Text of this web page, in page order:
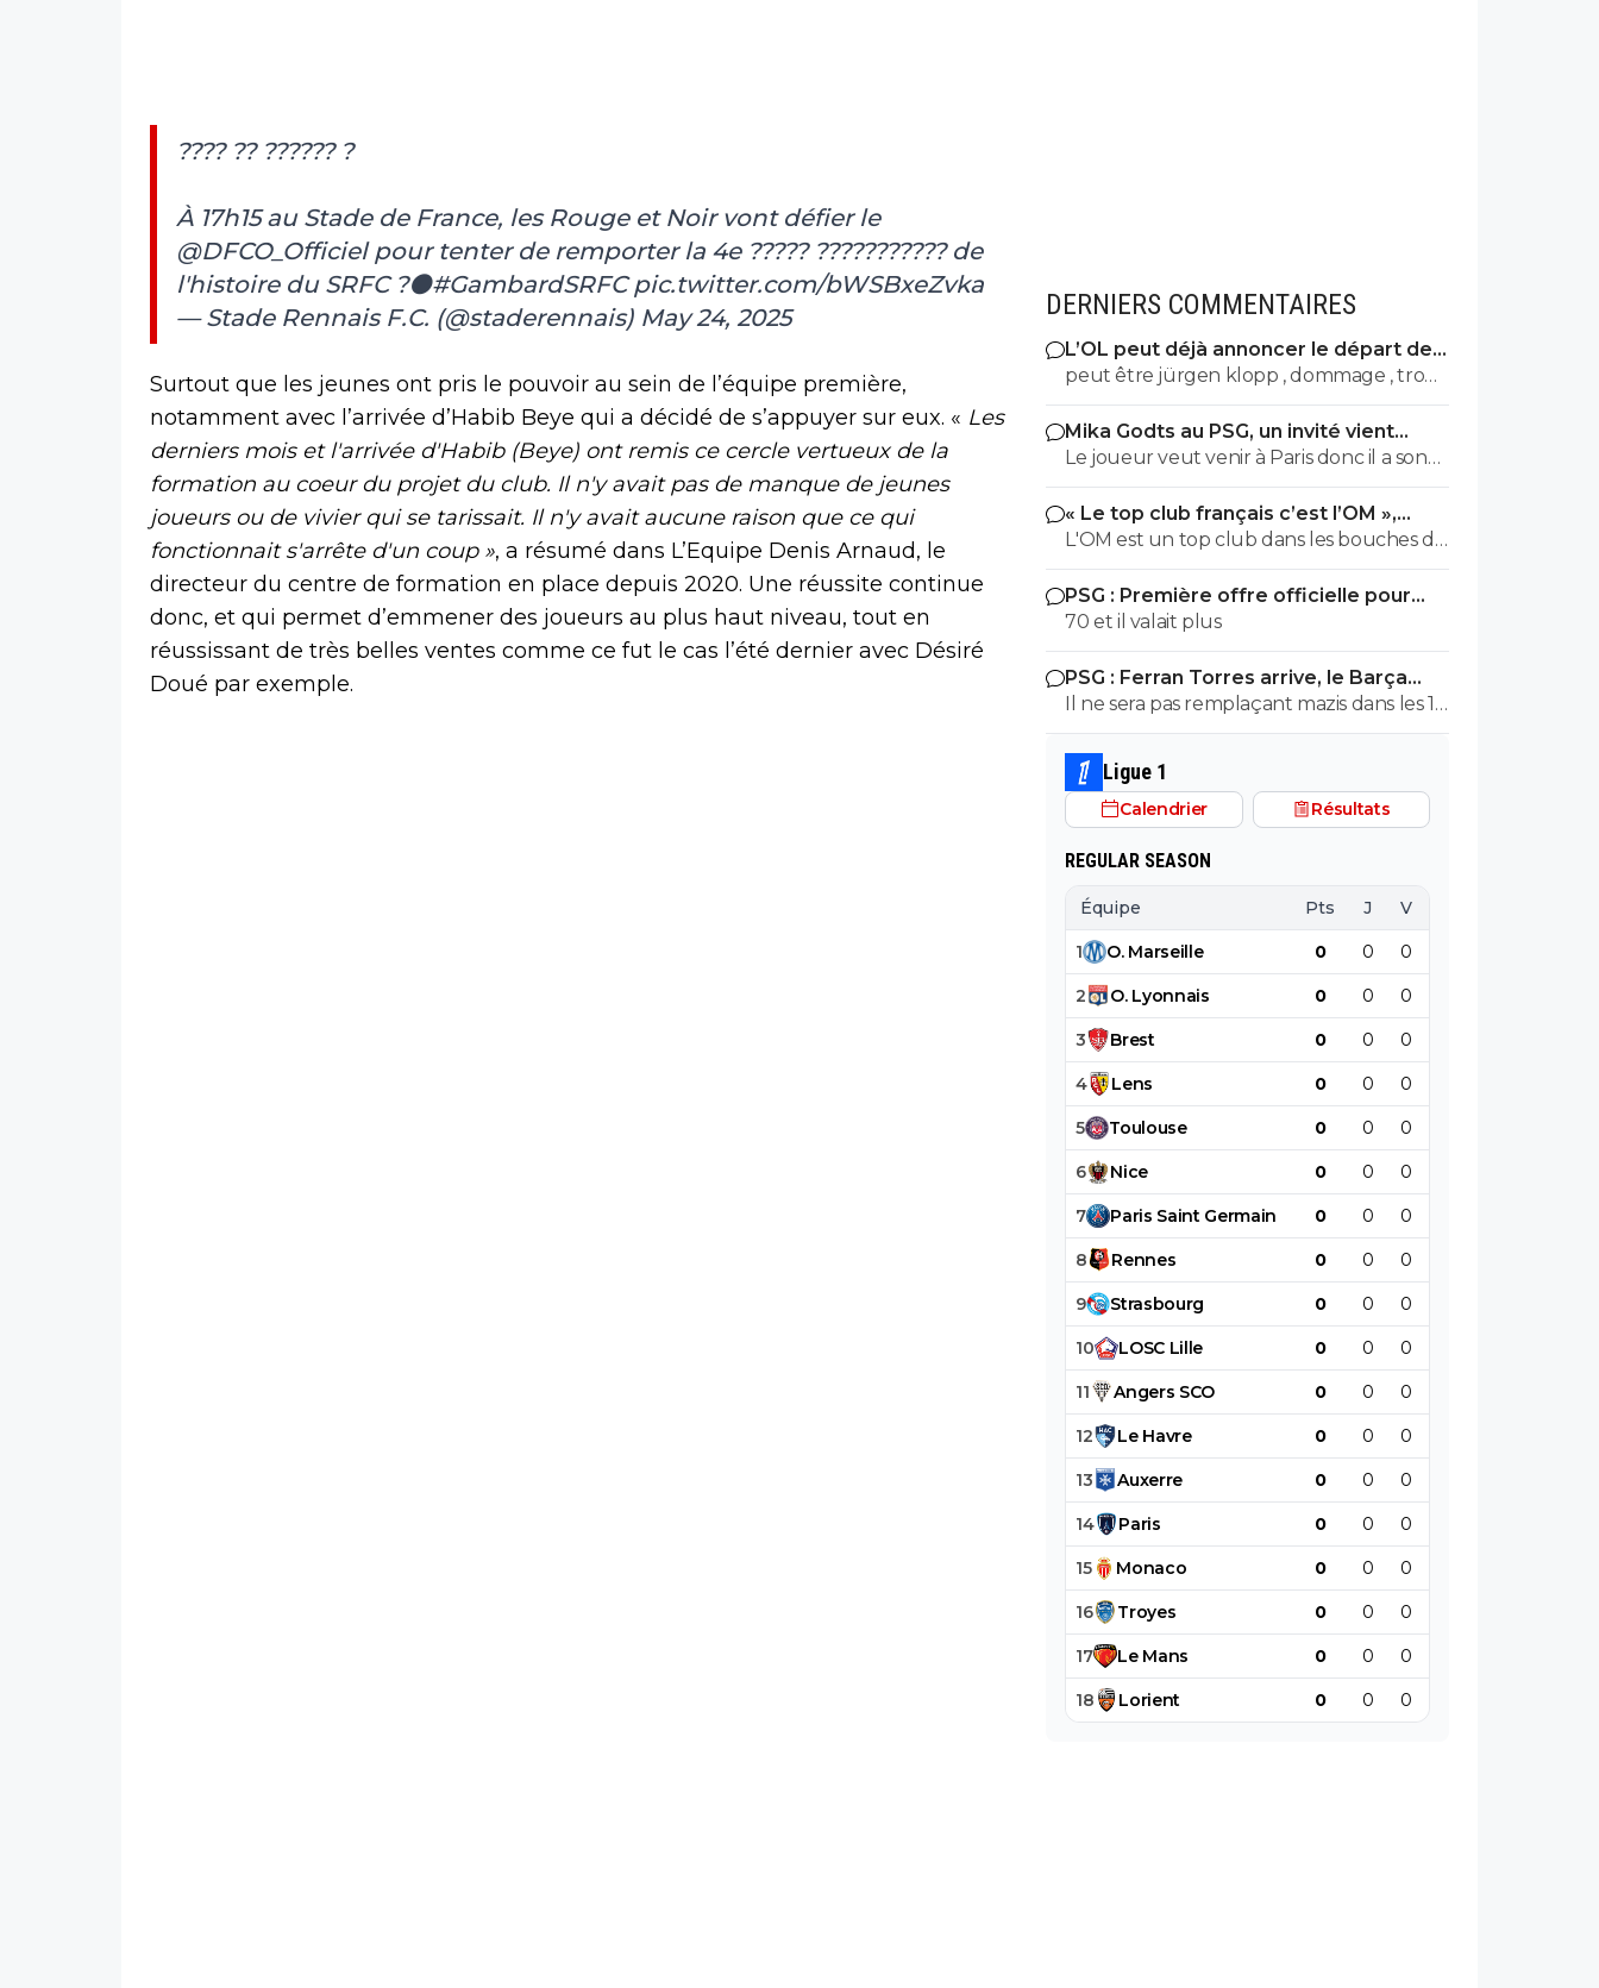
???? ?? ?????? ?
À 17h15 au Stade de France, les Rouge et Noir vont défier le
@DFCO_Officielpour tenter de remporter la 4e ????? ??????????? de
l'histoire du SRFC ?⚫️#GambardSRFC pic.twitter.com/bWSBxeZvka
— Stade Rennais F.C. (@staderennais) May 24, 2025
Surtout que les jeunes ont pris le pouvoir au sein de l’équipe première,
notamment avec l’arrivée d’Habib Beye qui a décidé de s’appuyer sur eux. « Les
derniers mois et l'arrivée d'Habib (Beye) ont remis ce cercle vertueux de la
formation au coeur du projet du club. Il n'y avait pas de manque de jeunes
joueurs ou de vivier qui se tarissait. Il n'y avait aucune raison que ce qui
fonctionnait s'arrête d'un coup », a résumé dans L’Equipe Denis Arnaud, le
directeur du centre de formation en place depuis 2020. Une réussite continue
donc, et qui permet d’emmener des joueurs au plus haut niveau, tout en
réussissant de très belles ventes comme ce fut le cas l’été dernier avec Désiré
Doué par exemple.
DERNIERS COMMENTAIRES
L’OL peut déjà annoncer le départ de
Fonseca
peut être jürgen klopp , dommage , trop
cher !
Mika Godts au PSG, un invité vient
pourrir la situation
Le joueur veut venir à Paris donc il a son
mot à dire
« Le top club français c’est l’OM »,
Adidas bouscule le PSG
L'OM est un top club dans les bouches du
Thone.Ils pourrait gagner la coupe
departementale en 2026
PSG : Première offre officielle pour
Barcola, elle est choquante
70 et il valait plus
PSG : Ferran Torres arrive, le Barça
s'avoue vaincu
Il ne sera pas remplaçant mazis dans les 16
joueurs pouvant demarrer un match en
fonction de la tactique de L.E
Ligue 1
Calendrier Résultats
REGULAR SEASON
Équipe Pts J V
1 O. Marseille 0 0 0
2 O. Lyonnais 0 0 0
3 Brest 0 0 0
4 Lens 0 0 0
5 Toulouse 0 0 0
6 Nice 0 0 0
7 Paris Saint Germain 0 0 0
8 Rennes 0 0 0
9 Strasbourg 0 0 0
10 LOSC Lille 0 0 0
11 Angers SCO 0 0 0
12 Le Havre 0 0 0
13 Auxerre 0 0 0
14 Paris 0 0 0
15 Monaco 0 0 0
16 Troyes 0 0 0
17 Le Mans 0 0 0
18 Lorient 0 0 0